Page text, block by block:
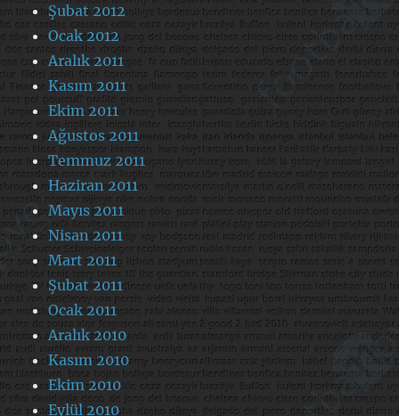
Şubat 2012
Ocak 2012
Aralık 2011
Kasım 2011
Ekim 2011
Ağustos 2011
Temmuz 2011
Haziran 2011
Mayıs 2011
Nisan 2011
Mart 2011
Şubat 2011
Ocak 2011
Aralık 2010
Kasım 2010
Ekim 2010
Eylül 2010